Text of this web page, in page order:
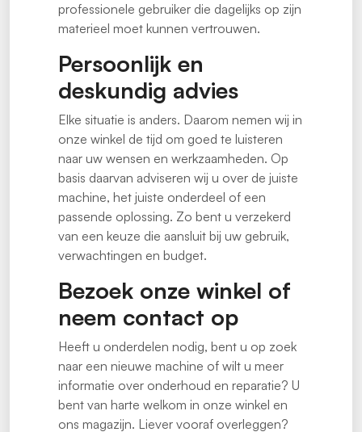
professionele gebruiker die dagelijks op zijn
materieel moet kunnen vertrouwen.
Persoonlijk en
deskundig advies
Elke situatie is anders. Daarom nemen wij in
onze winkel de tijd om goed te luisteren
naar uw wensen en werkzaamheden. Op
basis daarvan adviseren wij u over de juiste
machine, het juiste onderdeel of een
passende oplossing. Zo bent u verzekerd
van een keuze die aansluit bij uw gebruik,
verwachtingen en budget.
Bezoek onze winkel of
neem contact op
Heeft u onderdelen nodig, bent u op zoek
naar een nieuwe machine of wilt u meer
informatie over onderhoud en reparatie? U
bent van harte welkom in onze winkel en
ons magazijn. Liever vooraf overleggen?